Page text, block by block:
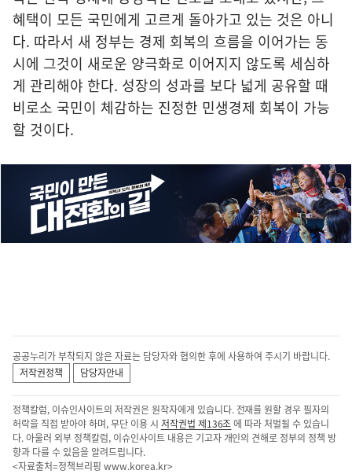
혜택이 모든 국민에게 고르게 돌아가고 있는 것은 아니
다. 따라서 새 정부는 경제 회복의 흐름을 이어가는 동
시에 그것이 새로운 양극화로 이어지지 않도록 세심하
게 관리해야 한다. 성장의 성과를 보다 넓게 공유할 때
비로소 국민이 체감하는 진정한 민생경제 회복이 가능
할 것이다.
공공누리가 부착되지 않은 자료는 담당자와 협의한 후에 사용하여 주시기 바랍니다.
저작권정책
담당자안내
정책칼럼, 이슈인사이트의 저작권은 원작자에게 있습니다. 전재를 원할 경우 필자의
허락을 직접 받아야 하며, 무단 이용 시 저작권법 제136조에 따라 처벌될 수 있습니
다. 아울러 외부 정책칼럼, 이슈인사이트 내용은 기고자 개인의 견해로 정부의 정책 방
향과 다를 수 있음을 알려드립니다.
<자료출처=정책브리핑 www.korea.kr>